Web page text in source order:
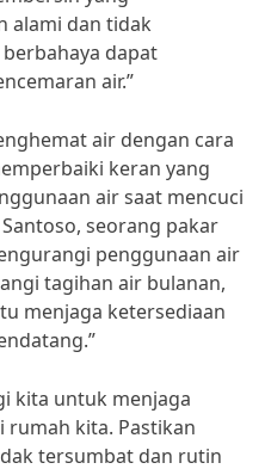
alami dan tidak
dapat
air.”
air dengan cara
keran yang
air saat mencuci
seorang pakar
penggunaan air
tagihan air bulanan,
menjaga ketersediaan
kita untuk menjaga
kita. Pastikan
tersumbat dan rutin